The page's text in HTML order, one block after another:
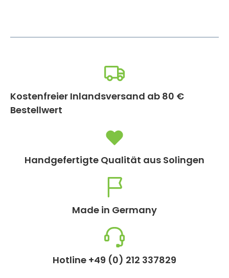
Kostenfreier Inlandsversand ab 80 €
Bestellwert
Handgefertigte Qualität aus Solingen
Made in Germany
Hotline +49 (0) 212 337829